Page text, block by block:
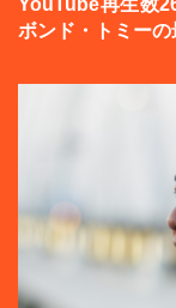
ボンド・トミーの